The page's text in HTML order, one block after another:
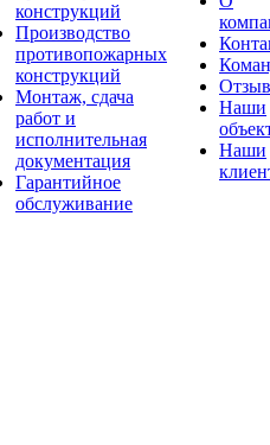
конструкций
Производство
противопожарных
конструкций
Монтаж, сдача
работ и
исполнительная
документация
Гарантийное
обслуживание
Наши
Наши